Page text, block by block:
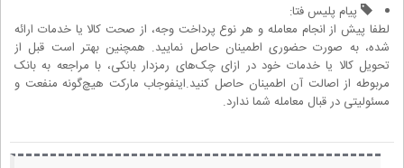
پیام پلیس فتا:
لطفا پیش از انجام معامله و هر نوع پرداخت وجه، از صحت کالا یا خدمات ارائه
شده، به صورت حضوری اطمینان حاصل نمایید. همچنین بهتر است قبل از
تحویل کالا یا خدمات خود در ازای چک‌های رمزدار بانکی، با مراجعه به بانک
مربوطه از اصالت آن اطمینان حاصل کنید.اینفوجاب مارکت هیچ‌گونه منفعت و
مسئولیتی در قبال معامله شما ندارد.